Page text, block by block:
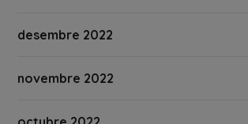
desembre 2022
novembre 2022